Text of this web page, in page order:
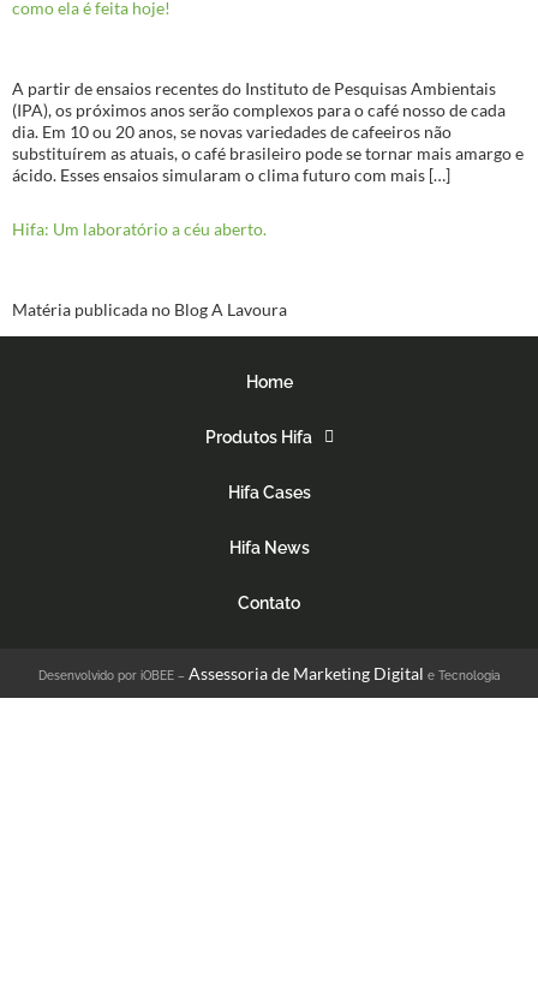
como ela é feita hoje!
A partir de ensaios recentes do Instituto de Pesquisas Ambientais
(IPA), os próximos anos serão complexos para o café nosso de cada
dia. Em 10 ou 20 anos, se novas variedades de cafeeiros não
substituírem as atuais, o café brasileiro pode se tornar mais amargo e
ácido. Esses ensaios simularam o clima futuro com mais […]
Hifa: Um laboratório a céu aberto.
Matéria publicada no Blog A Lavoura
Home
Produtos Hifa
Hifa Cases
Hifa News
Contato
Desenvolvido por iOBEE – Assessoria de Marketing Digital e Tecnologia